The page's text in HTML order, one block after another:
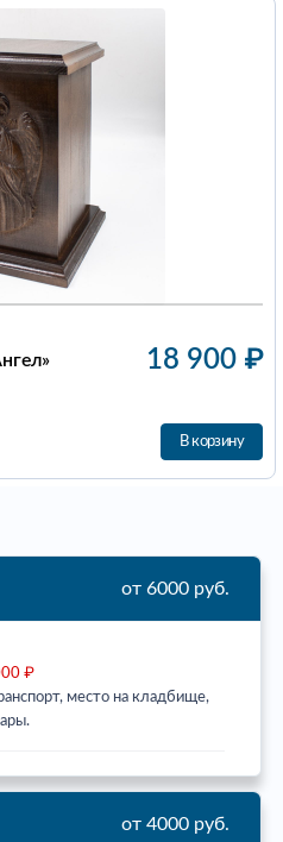
18 900 ₽
В корзину
от 6000 руб.
₽
место на кладбище,
от 4000 руб.